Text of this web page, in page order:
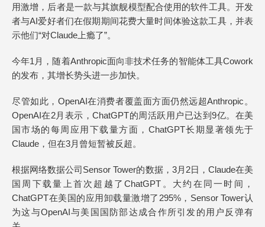
用激增，后者是一款与其旗舰模型配合使用的软件工具。开发
者与AI爱好者们在假期期间花费大量时间体验这款工具，并表
示他们“对Claude上瘾了”。
今年1月，随着Anthropic面向非技术任务的智能体工具Cowork
的发布，其增长势头进一步加快。
尽管如此，OpenAI在消费者覆盖面方面仍然远超Anthropic。
OpenAI在2月表示，ChatGPT的周活跃用户已达到9亿。在美
国市场的每周应用下载量方面，ChatGPT长期显著领先于
Claude，但在3月曾短暂被反超。
根据网络数据公司Sensor Tower的数据，3月2日，Claude在美
国周下载量上首次超越了ChatGPT。大约在同一时间，
ChatGPT在美国的应用卸载量激增了295%，Sensor Tower认
为这与OpenAI与美国国防部达成合作所引发的用户反弹有